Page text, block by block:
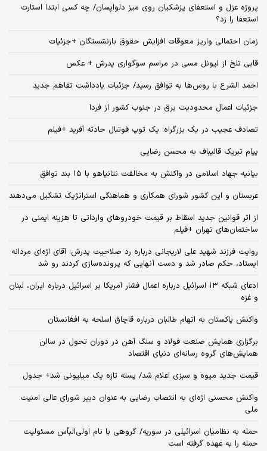
پروژه عزل و استعفای پزشکیان روی میز دلواپسان/ چه کسی ابتدا استارت
استعفا را زد؟
زمان احتمالی واریز معوقات افزایش حقوق بازنشستگان +جزئیات
قابی تلخ از لیونل مسی در مراسم سوگواری پدرش + عکس
احمد الشرع با روس‌ها به توافق رسید/ جزئیات یادداشت تفاهم جدید
جزئیات اعمال محدودیت برق در جنوب کشور از فردا
تصادف عجیب در یک بزرگراه؛ یک توپ فوتبال حادثه‌ آفرید +فیلم
پیام تبریک قالیباف به محسن رضایی
بیانیه جهاد اسلامی در واکنش به مخالفت نتانیاهو با ۱۵ بند توافق
عربستان و این کشور شورای همکاری و هماهنگی استراتژیک تشکیل می‌دهند
از اثر قوانین جدید اسقاط بر قیمت خودروهای وارداتی تا هزینه ایمنی در
ساختمان‌های تهران +فیلم
روایت فرزند شهید علی لاریجانی درباره رد صلاحیت پدرش؛ آقای اژه‌ای مردانه
ایستاد، حکم صادر شد و دست آنهایی که پرونده‌سازی کردند رو شد
ادعای شبکه ۱۳ اسرائیل درباره اعمال فشار آمریکا بر اسرائیل درباره ایران، لبنان
و غزه
واکنش پاکستان به اتهام طالبان درباره قاچاق اسلحه به افغانستان
برگزاری همایش صنعت فولاد و سنگ آهن در دوران تحول در سالن
همایش‌های گروه رسانه‌ای دنیای اقتصاد
قیمت جدید میوه و سبزی اعلام شد/ پسته تازه یک میلیونی شد+ جدول
واکنش محسنی اژه‌ای به انتصاب رضایی به عنوان دبیر شورای عالی امنیت
ملی
حمله به نظامیان اسرائیلی در سوریه/ گروهی با نام اولی‌البأس مسئولیت
حمله را به عهده گرفته است